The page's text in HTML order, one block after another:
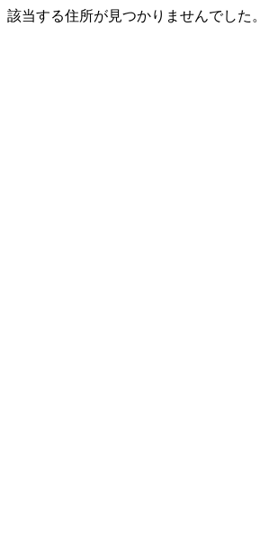
該当する住所が見つかりませんでした。